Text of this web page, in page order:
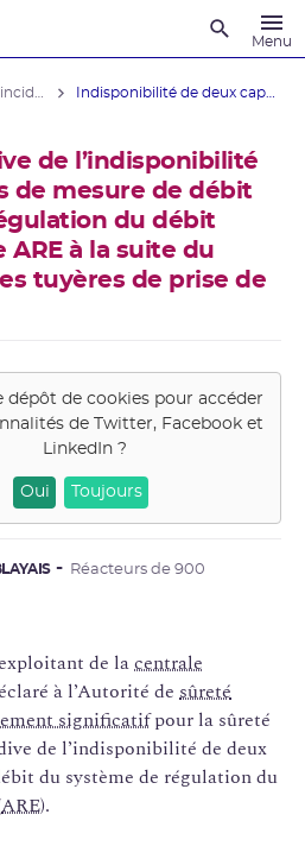
Menu
de l’indisponibilité
de mesure de débit
du débit
ARE à la suite du
tuyères de prise de
dépôt de cookies pour accéder
deTwitter, Facebook et
LinkedIn ?
Oui Toujours
Réacteurs de 900
de lacentrale
à l’Autorité de sûreté
significatifpour la sûreté
de l’indisponibilité de deux
du système de régulation du
ARE).